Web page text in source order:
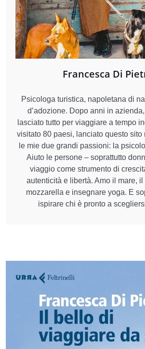
Francesca Di
Psicologa turistica, napoletana di
d’adozione. Dopo anni in
lasciato tutto per viaggiare a tempo
visitato 80 paesi, lanciato questo sito
le mie due grandi passioni: la
Aiuto le persone – soprattutto
viaggio come strumento di
autenticità e libertà. Amo il mare,
mozzarella e insegnare yoga. E
ispirare chi è pronto a